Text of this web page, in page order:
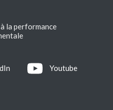
la performance
Youtube